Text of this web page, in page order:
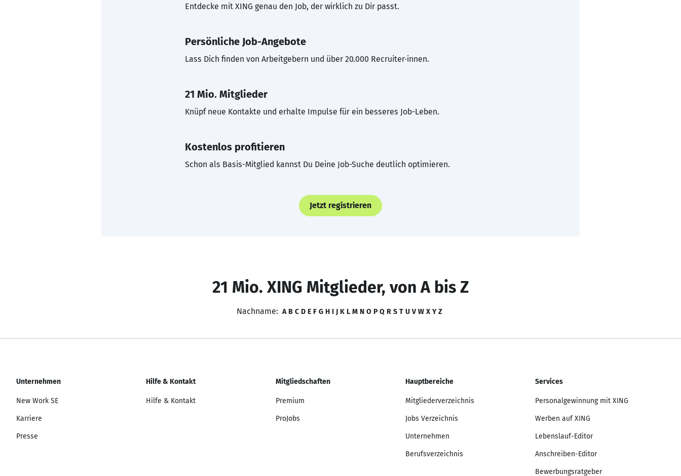
Entdecke mit XING genau den Job, der wirklich zu Dir passt.
Persönliche Job-Angebote
Lass Dich finden von Arbeitgebern und über 20.000 Recruiter·innen.
21 Mio. Mitglieder
Knüpf neue Kontakte und erhalte Impulse für ein besseres Job-Leben.
Kostenlos profitieren
Schon als Basis-Mitglied kannst Du Deine Job-Suche deutlich optimieren.
Jetzt registrieren
21 Mio. XING Mitglieder, von A bis Z
Nachname: A B C D E F G H I J K L M N O P Q R S T U V W X Y Z
Unternehmen
New Work SE
Karriere
Presse
Hilfe & Kontakt
Hilfe & Kontakt
Mitgliedschaften
Premium
ProJobs
Hauptbereiche
Mitgliederverzeichnis
Jobs Verzeichnis
Unternehmen
Berufsverzeichnis
Services
Personalgewinnung mit XING
Werben auf XING
Lebenslauf-Editor
Anschreiben-Editor
Bewerbungsratgeber